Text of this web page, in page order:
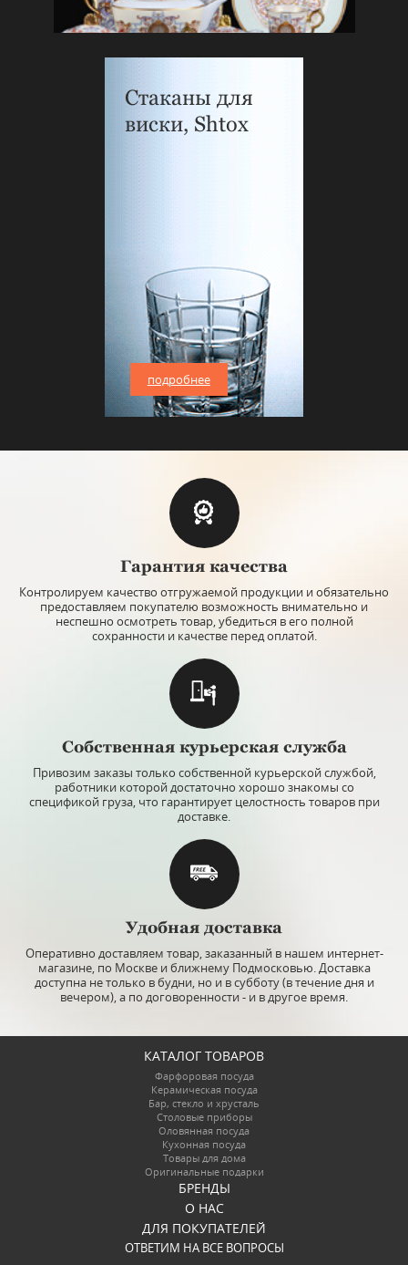
Стаканы для
виски, Shtox
подробнее
Гарантия качества
Контролируем качество отгружаемой продукции и обязательно
предоставляем покупателю возможность внимательно и
неспешно осмотреть товар, убедиться в его полной
сохранности и качестве перед оплатой.
Собственная курьерская служба
Привозим заказы только собственной курьерской службой,
работники которой достаточно хорошо знакомы со
спецификой груза, что гарантирует целостность товаров при
доставке.
Удобная доставка
Оперативно доставляем товар, заказанный в нашем интернет-
магазине, по Москве и ближнему Подмосковью. Доставка
доступна не только в будни, но и в субботу (в течение дня и
вечером), а по договоренности - и в другое время.
КАТАЛОГ ТОВАРОВ
Фарфоровая посуда
Керамическая посуда
Бар, стекло и хрусталь
Столовые приборы
Оловянная посуда
Кухонная посуда
Товары для дома
Оригинальные подарки
БРЕНДЫ
О НАС
ДЛЯ ПОКУПАТЕЛЕЙ
ОТВЕТИМ НА ВСЕ ВОПРОСЫ